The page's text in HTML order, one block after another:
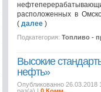
расположенных в
( далее )
Подкатегория: Топливо -
Высокие
нефть»
Опубликованно 26.03.2018